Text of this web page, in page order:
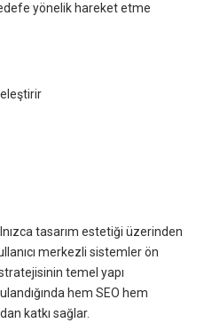
yönelik hareket etme
tasarım estetiği üzerinden
merkezli sistemler ön
temel yapı
hem SEO hem
katkı sağlar.